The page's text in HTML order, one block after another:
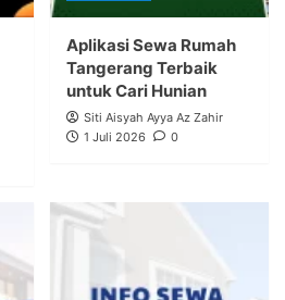
Aplikasi Sewa Rumah
Tangerang Terbaik
untuk Cari Hunian
Siti Aisyah Ayya Az Zahir
1 Juli 2026
0